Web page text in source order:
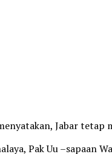
Jabar
Pak Uu –sapaan